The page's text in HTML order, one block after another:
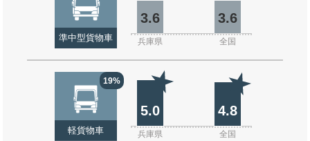
準中型貨物車
3.6 3.6
兵庫県 全国
19%
軽貨物車
5.0 4.8
兵庫県 全国